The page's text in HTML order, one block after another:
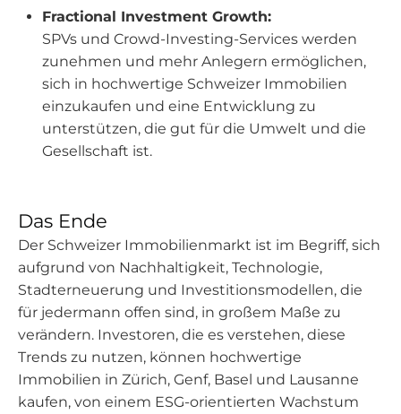
Fractional Investment Growth:
SPVs und Crowd-Investing-Services werden
zunehmen und mehr Anlegern ermöglichen,
sich in hochwertige Schweizer Immobilien
einzukaufen und eine Entwicklung zu
unterstützen, die gut für die Umwelt und die
Gesellschaft ist.
Das Ende
Der Schweizer Immobilienmarkt ist im Begriff, sich
aufgrund von Nachhaltigkeit, Technologie,
Stadterneuerung und Investitionsmodellen, die
für jedermann offen sind, in großem Maße zu
verändern. Investoren, die es verstehen, diese
Trends zu nutzen, können hochwertige
Immobilien in Zürich, Genf, Basel und Lausanne
kaufen, von einem ESG-orientierten Wachstum